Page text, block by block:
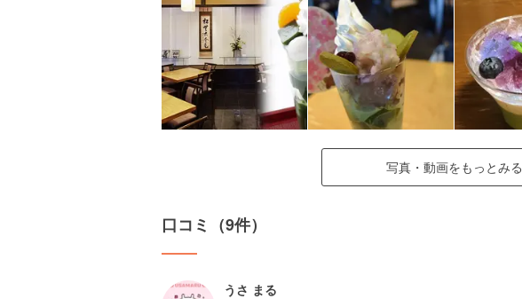
写真・動画をもっとみる
口コミ（9件）
うさ まる